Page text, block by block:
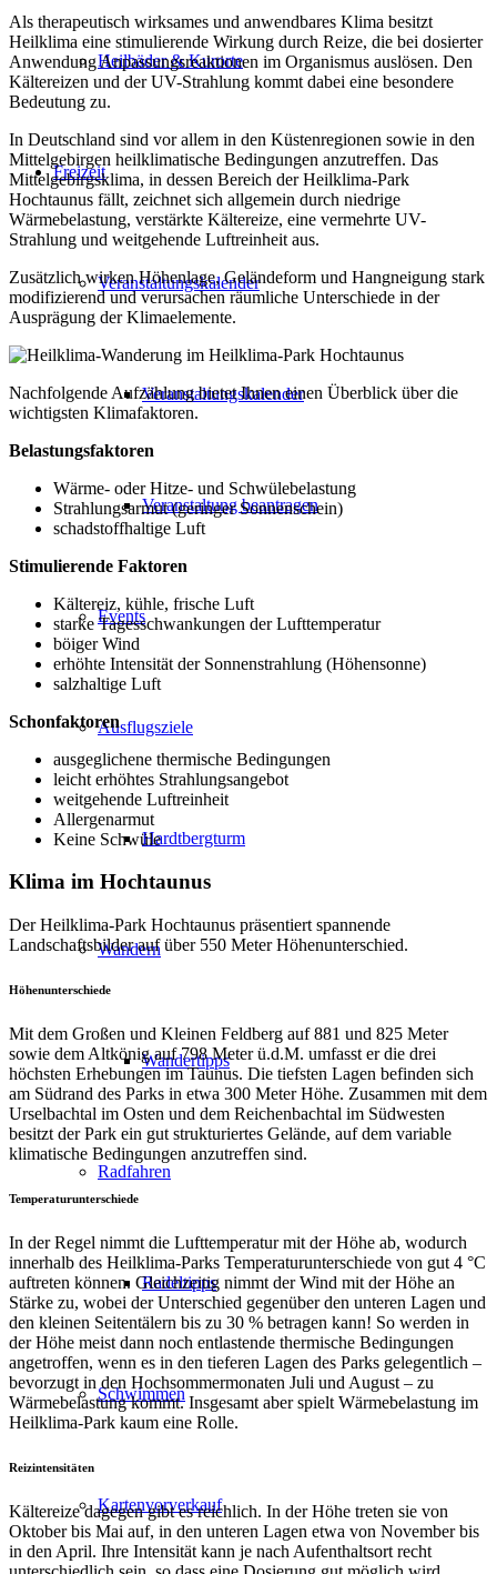
Heilbäder & Kurorte
Freizeit
Veranstaltungskalender
Veranstaltungskalender
Veranstaltung beantragen
Events
Ausflugsziele
Hardtbergturm
Wandern
Wandertipps
Radfahren
Radeltipps
Schwimmen
Kartenvorverkauf
Als therapeutisch wirksames und anwendbares Klima besitzt
Heilklima eine stimulierende Wirkung durch Reize, die bei dosierter
Anwendung Anpassungsreaktionen im Organismus auslösen. Den
Kältereizen und der UV-Strahlung kommt dabei eine besondere
Bedeutung zu.
In Deutschland sind vor allem in den Küstenregionen sowie in den
Mittelgebirgen heilklimatische Bedingungen anzutreffen. Das
Mittelgebirgsklima, in dessen Bereich der Heilklima-Park
Hochtaunus fällt, zeichnet sich allgemein durch niedrige
Wärmebelastung, verstärkte Kältereize, eine vermehrte UV-
Strahlung und weitgehende Luftreinheit aus.
Zusätzlich wirken Höhenlage, Geländeform und Hangneigung stark
modifizierend und verursachen räumliche Unterschiede in der
Ausprägung der Klimaelemente.
Nachfolgende Aufzählung bietet Ihnen einen Überblick über die
wichtigsten Klimafaktoren.
Belastungsfaktoren
Wärme- oder Hitze- und Schwülebelastung
Strahlungsarmut (geringer Sonnenschein)
schadstoffhaltige Luft
Stimulierende Faktoren
Kältereiz, kühle, frische Luft
starke Tagesschwankungen der Lufttemperatur
böiger Wind
erhöhte Intensität der Sonnenstrahlung (Höhensonne)
salzhaltige Luft
Schonfaktoren
ausgeglichene thermische Bedingungen
leicht erhöhtes Strahlungsangebot
weitgehende Luftreinheit
Allergenarmut
Keine Schwüle
Klima im Hochtaunus
Der Heilklima-Park Hochtaunus präsentiert spannende
Landschaftsbilder auf über 550 Meter Höhenunterschied.
Höhenunterschiede
Mit dem Großen und Kleinen Feldberg auf 881 und 825 Meter
sowie dem Altkönig auf 798 Meter ü.d.M. umfasst er die drei
höchsten Erhebungen im Taunus. Die tiefsten Lagen befinden sich
am Südrand des Parks in etwa 300 Meter Höhe. Zusammen mit dem
Urselbachtal im Osten und dem Reichenbachtal im Südwesten
besitzt der Park ein gut strukturiertes Gelände, auf dem variable
klimatische Bedingungen anzutreffen sind.
Temperaturunterschiede
In der Regel nimmt die Lufttemperatur mit der Höhe ab, wodurch
innerhalb des Heilklima-Parks Temperaturunterschiede von gut 4 °C
auftreten können. Gleichzeitig nimmt der Wind mit der Höhe an
Stärke zu, wobei der Unterschied gegenüber den unteren Lagen und
den kleinen Seitentälern bis zu 30 % betragen kann! So werden in
der Höhe meist dann noch entlastende thermische Bedingungen
angetroffen, wenn es in den tieferen Lagen des Parks gelegentlich –
bevorzugt in den Hochsommermonaten Juli und August – zu
Wärmebelastung kommt. Insgesamt aber spielt Wärmebelastung im
Heilklima-Park kaum eine Rolle.
Reizintensitäten
Kältereize dagegen gibt es reichlich. In der Höhe treten sie von
Oktober bis Mai auf, in den unteren Lagen etwa von November bis
in den April. Ihre Intensität kann je nach Aufenthaltsort recht